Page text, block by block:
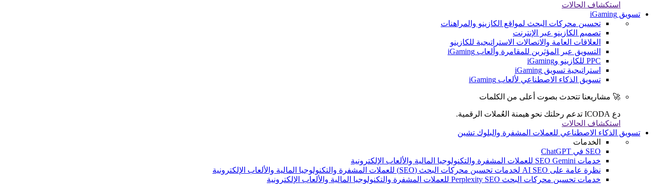
استكشاف الحالات
تسويق iGaming
تحسين محركات البحث لمواقع الكازينو والمراهنات
تصميم الكازينو عبر الإنترنت
العلاقات العامة والاتصالات الاستراتيجية للكازينو
التسويق عبر المؤثرين للمقامرة وألعاب iGaming
PPC للكازينو وiGaming
استراتيجية تسويق iGaming
تسويق الذكاء الاصطناعي لألعاب iGaming
🚀 مشاريعنا تتحدث بصوت أعلى من الكلمات
دع ICODA تدعم رحلتك نحو هيمنة العُملات الرقمية.
استكشاف الحالات
تسويق الذكاء الاصطناعي للعملات المشفرة والبلوك تشين
الخدمات
SEO في ChatGPT
خدمات SEO Gemini للعملات المشفرة والتكنولوجيا المالية والألعاب الإلكترونية
نظرة عامة على AI SEO لخدمات تحسين محركات البحث (SEO) للعملات المشفرة والتكنولوجيا المالية والألعاب الإلكترونية
خدمات تحسين محركات البحث Perplexity SEO للعملات المشفرة والتكنولوجيا المالية والألعاب الإلكترونية